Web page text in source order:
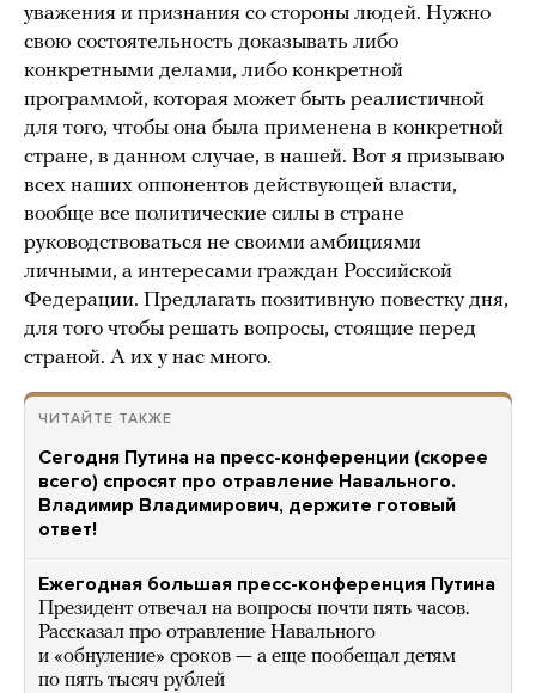
уважения и признания со стороны людей. Нужно
свою состоятельность доказывать либо
конкретными делами, либо конкретной
программой, которая может быть реалистичной
для того, чтобы она была применена в конкретной
стране, в данном случае, в нашей. Вот я призываю
всех наших оппонентов действующей власти,
вообще все политические силы в стране
руководствоваться не своими амбициями
личными, а интересами граждан Российской
Федерации. Предлагать позитивную повестку дня,
для того чтобы решать вопросы, стоящие перед
страной. А их у нас много.
ЧИТАЙТЕ ТАКЖЕ
Сегодня Путина на пресс-конференции (скорее
всего) спросят про отравление Навального.
Владимир Владимирович, держите готовый
ответ!
Ежегодная большая пресс-конференция Путина
Президент отвечал на вопросы почти пять часов.
Рассказал про отравление Навального
и «обнуление» сроков — а еще пообещал детям
по пять тысяч рублей